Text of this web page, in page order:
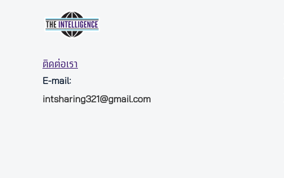
ติดต่อเรา
E-mail:
intsharing321@gmail.com